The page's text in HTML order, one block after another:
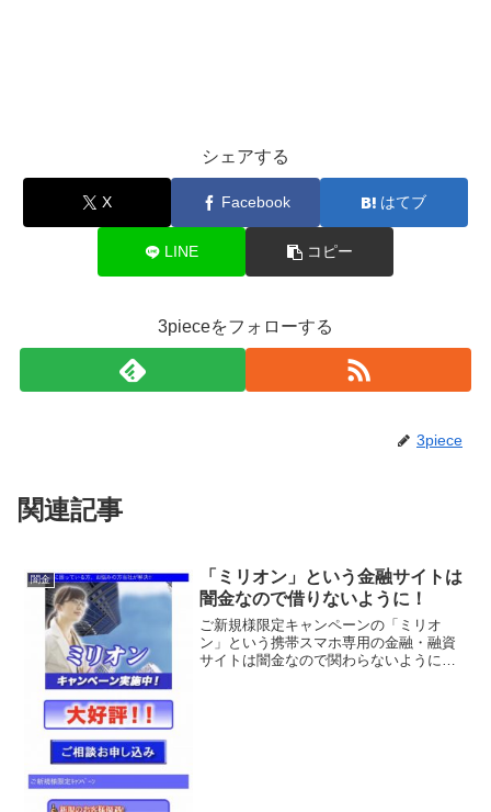
シェアする
X Facebook はてブ
LINE コピー
3pieceをフォローする
3piece
関連記事
闇金
「ミリオン」という金融サイトは
闇金なので借りないように！
ご新規様限定キャンペーンの「ミリオ
ン」という携帯スマホ専用の金融・融資
サイトは闇金なので関わらないようにし